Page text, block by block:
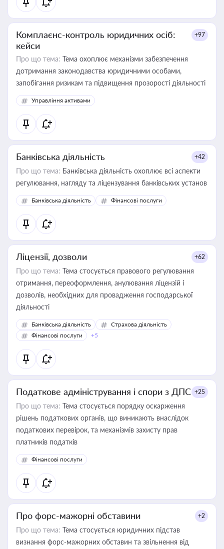
Комплаєнс-контроль юридичних осіб:
кейси
+97
Про що тема: Тема охоплює механізми забезпечення
дотримання законодавства юридичними особами,
запобігання ризикам та підвищення прозорості діяльності
Управління активами
Банківська діяльність +42
Про що тема: Банківська діяльність охоплює всі аспекти
регулювання, нагляду та ліцензування банківських установ
Банківська діяльність Фінансові послуги
Ліцензії, дозволи +62
Про що тема: Тема стосується правового регулювання
отримання, переоформлення, анулювання ліцензій і
дозволів, необхідних для провадження господарської
діяльності
Банківська діяльність
Страхова діяльність
Фінансові послуги
+5
Податкове адміністрування і спори з ДПС +25
Про що тема: Тема стосується порядку оскарження
рішень податкових органів, що виникають внаслідок
податкових перевірок, та механізмів захисту прав
платників податків
Фінансові послуги
Про форс-мажорні обставини +2
Про що тема: Тема стосується юридичних підстав
визнання форс-мажорних обставин та звільнення від